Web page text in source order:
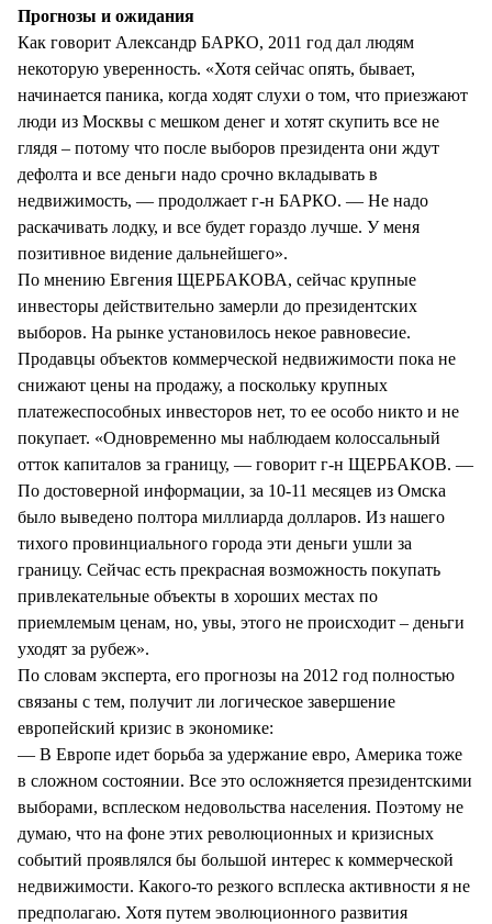
Прогнозы и ожидания
Как говорит Александр БАРКО, 2011 год дал людям
некоторую уверенность. «Хотя сейчас опять, бывает,
начинается паника, когда ходят слухи о том, что приезжают
люди из Москвы с мешком денег и хотят скупить все не
глядя – потому что после выборов президента они ждут
дефолта и все деньги надо срочно вкладывать в
недвижимость, — продолжает г-н БАРКО. — Не надо
раскачивать лодку, и все будет гораздо лучше. У меня
позитивное видение дальнейшего».
По мнению Евгения ЩЕРБАКОВА, сейчас крупные
инвесторы действительно замерли до президентских
выборов. На рынке установилось некое равновесие.
Продавцы объектов коммерческой недвижимости пока не
снижают цены на продажу, а поскольку крупных
платежеспособных инвесторов нет, то ее особо никто и не
покупает. «Одновременно мы наблюдаем колоссальный
отток капиталов за границу, — говорит г-н ЩЕРБАКОВ. —
По достоверной информации, за 10-11 месяцев из Омска
было выведено полтора миллиарда долларов. Из нашего
тихого провинциального города эти деньги ушли за
границу. Сейчас есть прекрасная возможность покупать
привлекательные объекты в хороших местах по
приемлемым ценам, но, увы, этого не происходит – деньги
уходят за рубеж».
По словам эксперта, его прогнозы на 2012 год полностью
связаны с тем, получит ли логическое завершение
европейский кризис в экономике:
— В Европе идет борьба за удержание евро, Америка тоже
в сложном состоянии. Все это осложняется президентскими
выборами, всплеском недовольства населения. Поэтому не
думаю, что на фоне этих революционных и кризисных
событий проявлялся бы большой интерес к коммерческой
недвижимости. Какого-то резкого всплеска активности я не
предполагаю. Хотя путем эволюционного развития